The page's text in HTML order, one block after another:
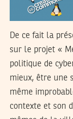
De ce fait la
sur le projet «
politique de
mieux, être une
même
contexte et son